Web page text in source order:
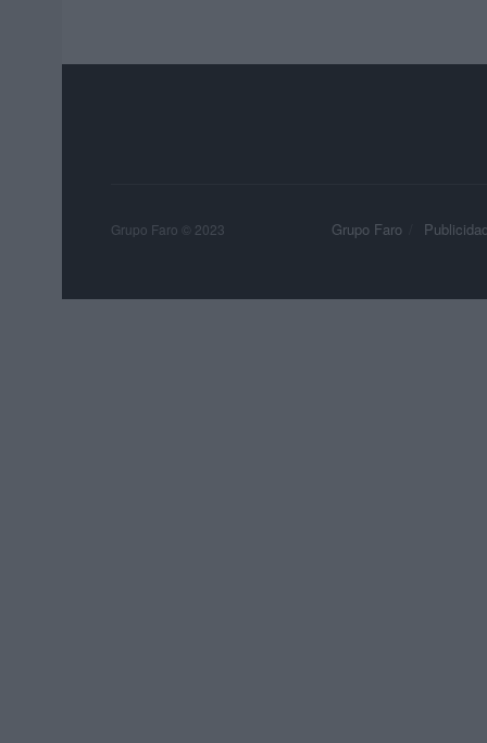
Grupo Faro Publicidad
Grupo Faro © 2023